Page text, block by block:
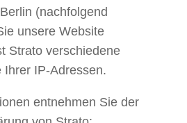
(nachfolgend
unsere Website
Strato verschiedene
Ihrer IP-Adressen.
entnehmen Sie der